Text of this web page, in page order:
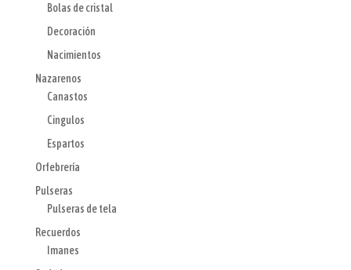
Bolas de cristal
Decoración
Nacimientos
Nazarenos
Canastos
Cingulos
Espartos
Orfebrería
Pulseras
Pulseras de tela
Recuerdos
Imanes